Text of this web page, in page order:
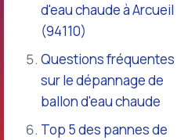
d'eau chaude à Arcueil
(94110)
Questions fréquentes
sur le dépannage de
ballon d'eau chaude
Top 5 des pannes de